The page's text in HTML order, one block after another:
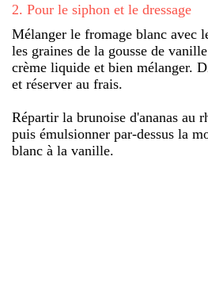
2. Pour le siphon et le dressage
Mélanger le fromage blanc avec
les graines de la gousse de
crème liquide et bien mélanger.
et réserver au frais.
Répartir la brunoise d'ananas au
puis émulsionner par-dessus la
blanc à la vanille.